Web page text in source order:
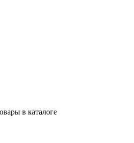
в каталоге